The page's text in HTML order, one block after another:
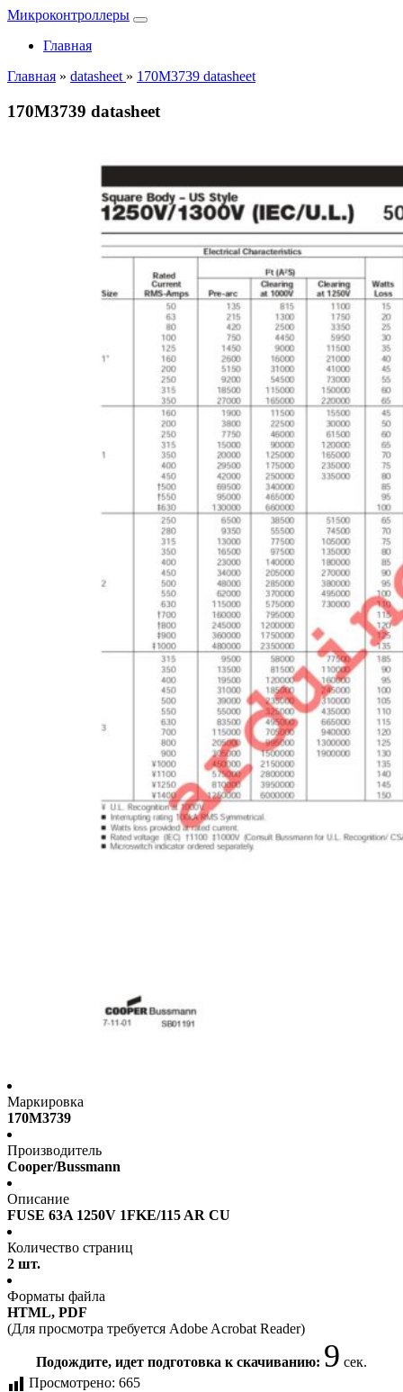
Микроконтроллеры
Главная
Главная » datasheet » 170M3739 datasheet
170M3739 datasheet
Маркировка
170M3739
Производитель
Cooper/Bussmann
Описание
FUSE 63A 1250V 1FKE/115 AR CU
Количество страниц
2 шт.
Форматы файла
HTML, PDF
(Для просмотра требуется Adobe Acrobat Reader)
Подождите, идет подготовка к скачиванию: 9 сек.
Просмотрено: 665